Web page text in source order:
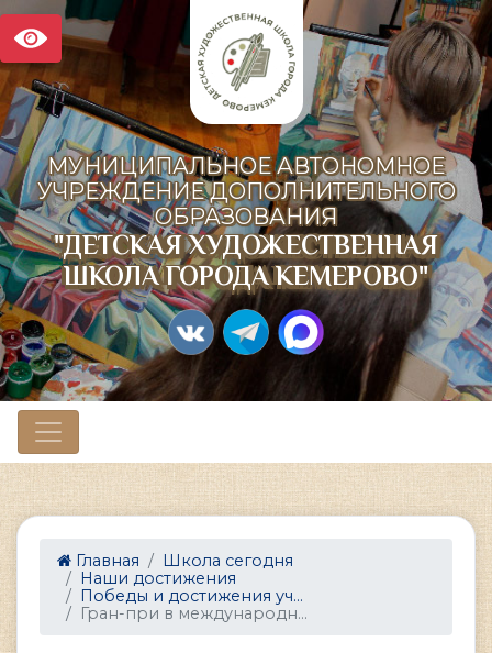
МУНИЦИПАЛЬНОЕ АВТОНОМНОЕ
УЧРЕЖДЕНИЕ ДОПОЛНИТЕЛЬНОГО
ОБРАЗОВАНИЯ
"ДЕТСКАЯ ХУДОЖЕСТВЕННАЯ
ШКОЛА ГОРОДА КЕМЕРОВО"
Главная
Школа сегодня
Наши достижения
Победы и достижения уч...
Гран-при в международн...